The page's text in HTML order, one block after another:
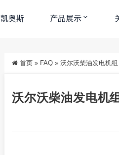
凯奥斯 产品展示
首页 » FAQ » 沃尔沃柴油发电机组
沃尔沃柴油发电机组